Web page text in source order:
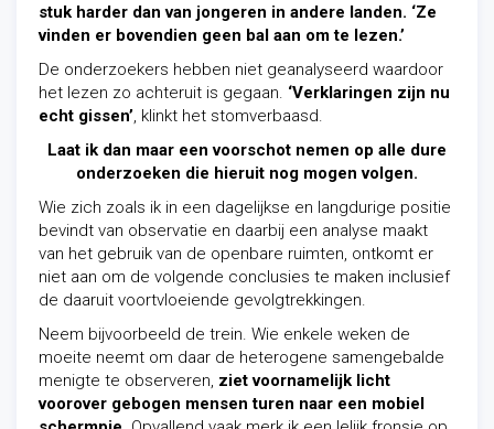
stuk harder dan van jongeren in andere landen. ‘Ze
vinden er bovendien geen bal aan om te lezen.’
De onderzoekers hebben niet geanalyseerd waardoor
het lezen zo achteruit is gegaan. ‘Verklaringen zijn nu
echt gissen’, klinkt het stomverbaasd.
Laat ik dan maar een voorschot nemen op alle dure
onderzoeken die hieruit nog mogen volgen.
Wie zich zoals ik in een dagelijkse en langdurige positie
bevindt van observatie en daarbij een analyse maakt
van het gebruik van de openbare ruimten, ontkomt er
niet aan om de volgende conclusies te maken inclusief
de daaruit voortvloeiende gevolgtrekkingen.
Neem bijvoorbeeld de trein. Wie enkele weken de
moeite neemt om daar de heterogene samengebalde
menigte te observeren, ziet voornamelijk licht
voorover gebogen mensen turen naar een mobiel